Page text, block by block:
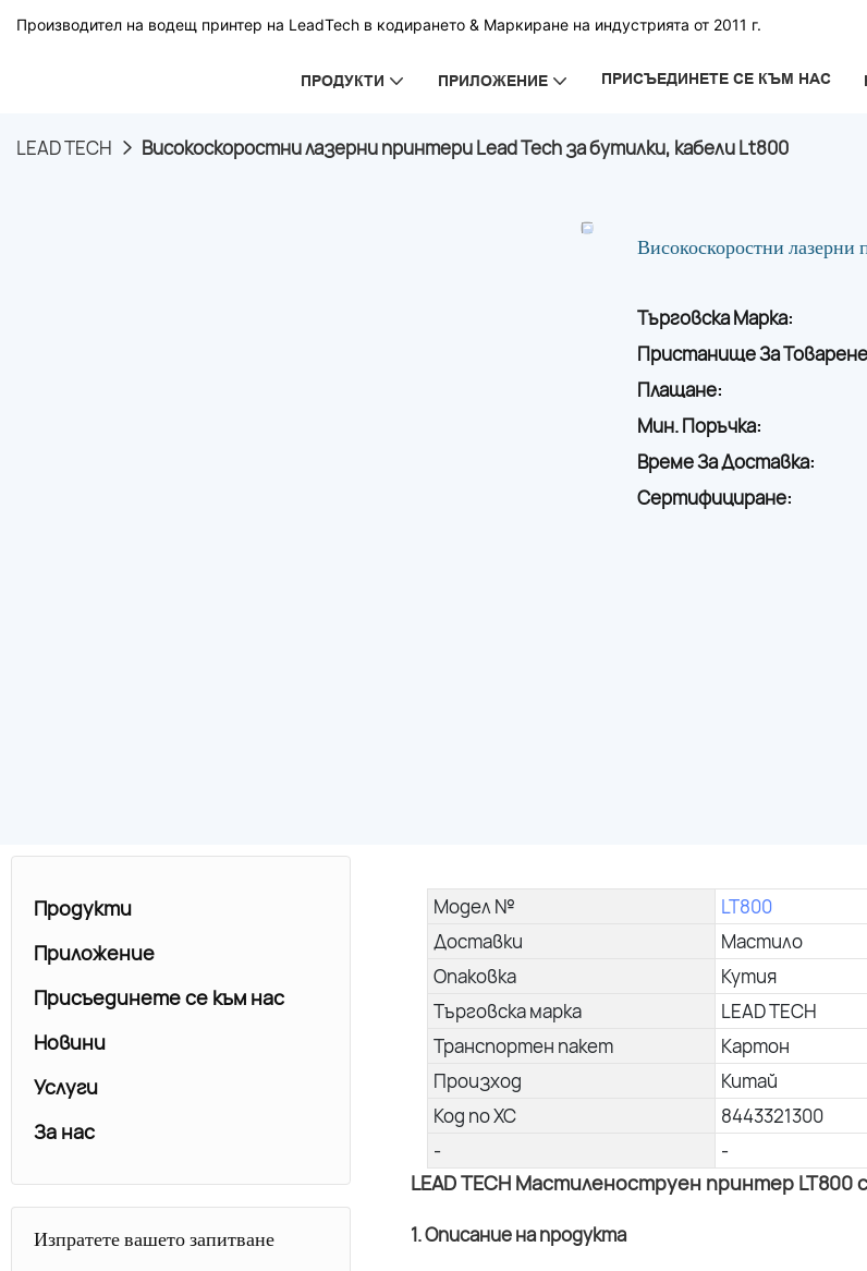
Производител на водещ принтер на LeadTech в кодирането & Маркиране на индустрията от 2011 г.
ПРОДУКТИ ПРИЛОЖЕНИЕ ПРИСЪЕДИНЕТЕ СЕ КЪМ НАС
LEAD TECH Високоскоростни лазерни принтери Lead Tech за бутилки, кабели Lt800
Високоскоростни
Търговска Марка:
Пристанище За
Плащане:
Мин. Поръчка:
Време За Доставка:
Сертифициране:
Модел №
LT800
Доставки
Мастило
Опаковка
Кутия
Търговска марка
LEAD TECH
Транспортен пакет
Картон
Произход
Китай
Код по ХС
8443321300
-
-
LEAD TECH Мастиленоструен принтер LT800
1. Описание на продукта
Продукти
Приложение
Присъединете се към нас
Новини
Услуги
За нас
Изпратете вашето запитване